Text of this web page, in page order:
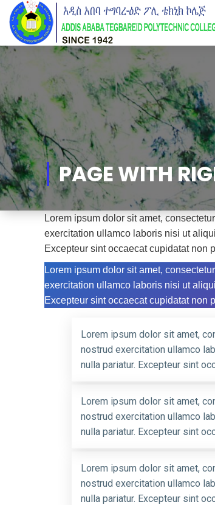
Skip
Content
PAGE WITH
Lorem ipsum dolor sit amet,
exercitation ullamco laboris nisi ut
Excepteur sint occaecat cupidatat non
Lorem ipsum dolor sit amet,
exercitation ullamco laboris nisi ut
Excepteur sint occaecat cupidatat non
Lorem ipsum dolor sit amet,
nostrud exercitation ullamco
nulla pariatur. Excepteur sint
Lorem ipsum dolor sit amet,
nostrud exercitation ullamco
nulla pariatur. Excepteur sint
Lorem ipsum dolor sit amet,
nostrud exercitation ullamco
nulla pariatur. Excepteur sint